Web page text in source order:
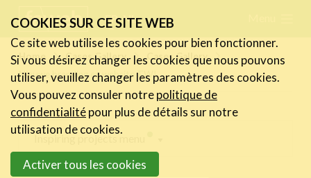
links
Jump
to
navigation
Jump
main
FR NL
Home Cases Gallery
Cases Gallery
Nieuwe branding en website TWI
Digital Champs Cases
Actualités
Activités
Cases Gallery
Le Toolbox
COOKIES SUR CE SITE WEB
Ce site web utilise les cookies pour bien fonctionner.
Si vous désirez changer les cookies que nous pouvons
utiliser, veuillez changer les paramètres des cookies.
Vous pouvez consuler notrepolitique de
confidentialitépour plus de détails sur notre
utilisation de cookies.
Activer tous les cookies